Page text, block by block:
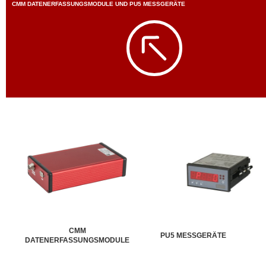
CMM DATENERFASSUNGSMODULE UND PU5 MESSGERÄTE
CMM
DATENERFASSUNGSMODULE
PU5 MESSGERÄTE